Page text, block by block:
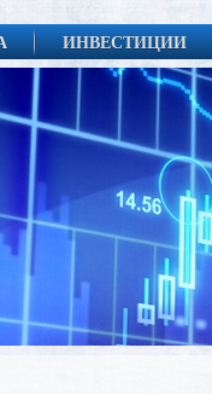
ИНВЕСТИЦИИ